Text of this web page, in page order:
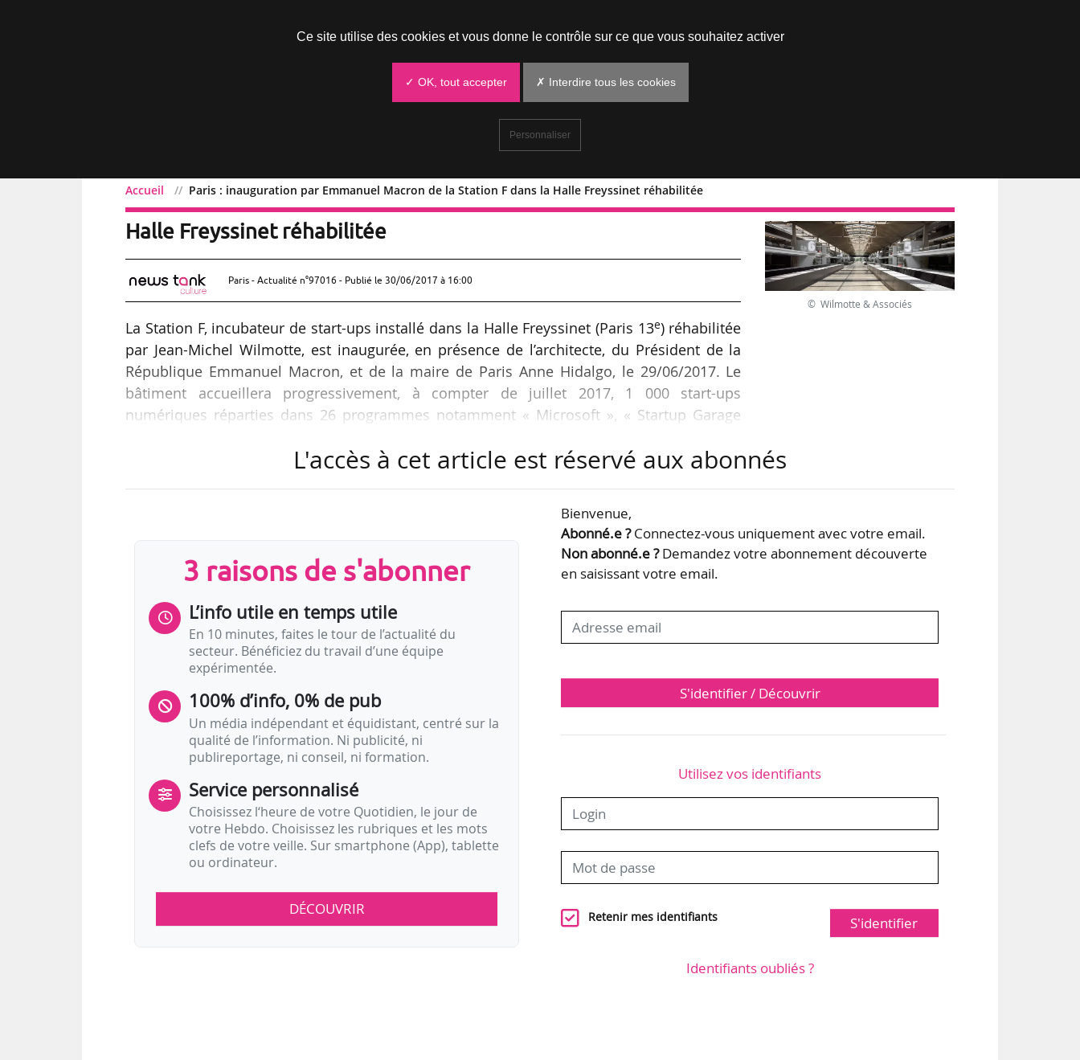
Accueil Paris : inauguration par Emmanuel Macron de la Station F dans la Halle Freyssinet réhabilitée
Paris : inauguration par Emmanuel Macron de la Station F dans la
Halle Freyssinet réhabilitée
Paris - Actualité n°97016 - Publié le 30/06/2017 à 16:00
La Station F, incubateur de start-ups installé dans la Halle Freyssinet (Paris 13e) réhabilitée
par Jean-Michel Wilmotte, est inaugurée, en présence de l’architecte, du Président de la
République Emmanuel Macron, et de la maire de Paris Anne Hidalgo, le 29/06/2017. Le
bâtiment accueillera progressivement, à compter de juillet 2017, 1 000 start-ups
numériques réparties dans 26 programmes notamment « Microsoft », « Startup Garage
événementiels, 30 douches et 100 appartements partagés. Il s’agira de « la plus grande
© Wilmotte & Associés
L'accès à cet article est réservé aux abonnés
3 raisons de s'abonner
L’info utile en temps utile
En 10 minutes, faites le tour de l’actualité du
secteur. Bénéficiez du travail d’une équipe
expérimentée.
100% d’info, 0% de pub
Un média indépendant et équidistant, centré sur la
qualité de l’information. Ni publicité, ni
publireportage, ni conseil, ni formation.
Service personnalisé
Choisissez l‘heure de votre Quotidien, le jour de
votre Hebdo. Choisissez les rubriques et les mots
clefs de votre veille. Sur smartphone (App), tablette
ou ordinateur.
DÉCOUVRIR
Bienvenue,
Abonné.e ?Connectez-vous uniquement avec votre email.
Non abonné.e ?Demandez votre abonnement découverte
en saisissant votre email.
S'identifier / Découvrir
Utilisez vos identifiants
Retenir mes identifiants S'identifier
Identifiants oubliés ?
Ce site utilise des cookies et vous donne le contrôle sur ce que vous souhaitez activer
✓ OK, tout accepter ✗ Interdire tous les cookies
Personnaliser